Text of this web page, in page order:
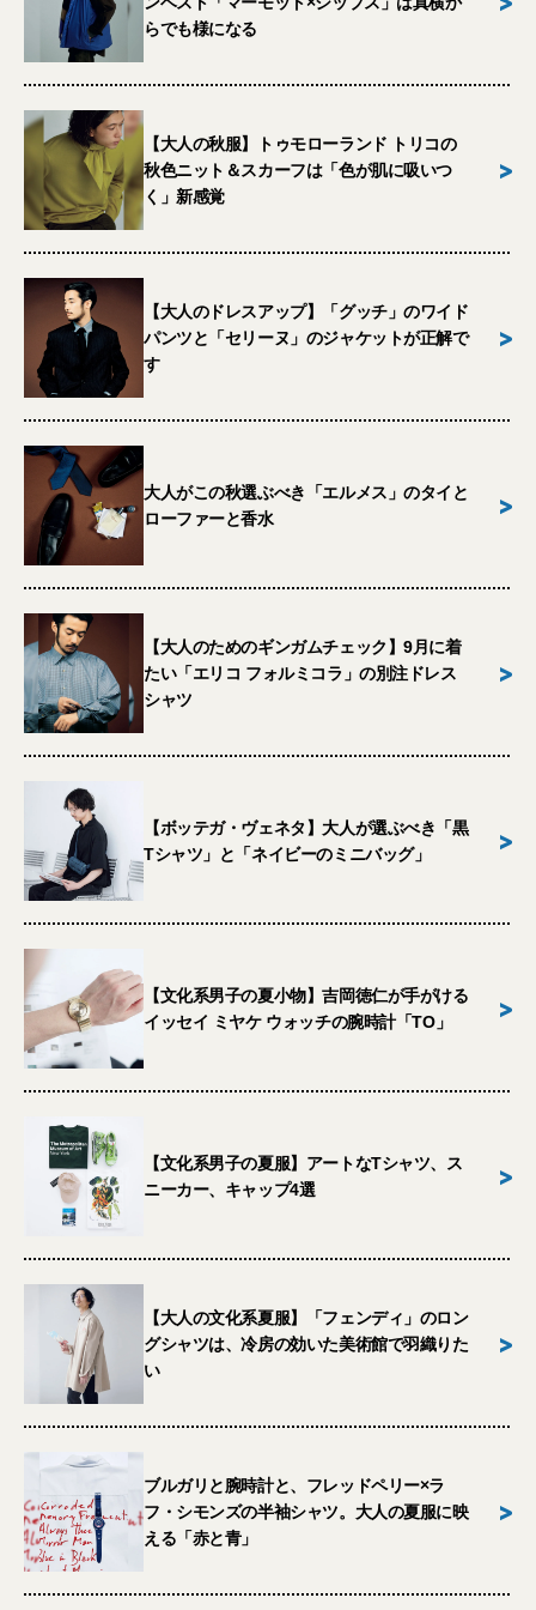
らでも様になる
【大人の秋服】トゥモローランド トリコの
秋色ニット＆スカーフは「色が肌に吸いつ
く」新感覚
>
【大人のドレスアップ】「グッチ」のワイド
パンツと「セリーヌ」のジャケットが正解で
す
>
大人がこの秋選ぶべき「エルメス」のタイと
ローファーと香水
>
【大人のためのギンガムチェック】9月に着
たい「エリコ フォルミコラ」の別注ドレス
シャツ
>
【ボッテガ・ヴェネタ】大人が選ぶべき「黒
Tシャツ」と「ネイビーのミニバッグ」
>
【文化系男子の夏小物】吉岡徳仁が手がける
イッセイ ミヤケ ウォッチの腕時計「TO」
>
【文化系男子の夏服】アートなTシャツ、ス
ニーカー、キャップ4選
>
【大人の文化系夏服】「フェンディ」のロン
グシャツは、冷房の効いた美術館で羽織りた
い
>
ブルガリと腕時計と、フレッドペリー×ラ
フ・シモンズの半袖シャツ。大人の夏服に映
える「赤と青」
>